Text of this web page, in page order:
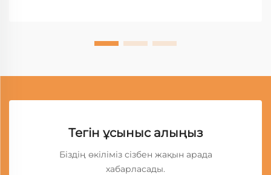
Тегін ұсыныс алыңыз
Біздің өкіліміз сізбен жақын арада
хабарласады.